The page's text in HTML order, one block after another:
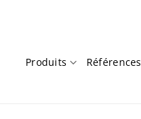
Produits Références